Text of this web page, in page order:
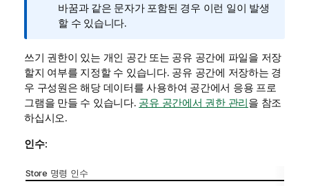
모
바꿈과 같은 문자가 포함된 경우 이런 일이 발생
할 수 있습니다.
쓰기 권한이 있는 개인 공간 또는 공유 공간에 파일을 저장
할지 여부를 지정할 수 있습니다. 공유 공간에 저장하는 경
우 구성원은 해당 데이터를 사용하여 공간에서 응용 프로
그램을 만들 수 있습니다. 공유 공간에서 권한 관리을 참조
하십시오.
인수:
Store 명령 인수